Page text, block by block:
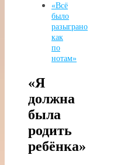
«Всё
было
разыграно
как
по
нотам»
«Я
должна
была
родить
ребёнка»